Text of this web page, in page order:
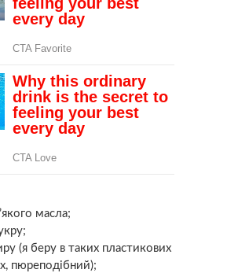
масла;
(я беру в таких пластикових
пюреподібний);